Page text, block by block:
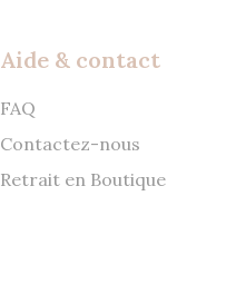
Aide & contact
FAQ
Contactez-nous
Retrait en Boutique